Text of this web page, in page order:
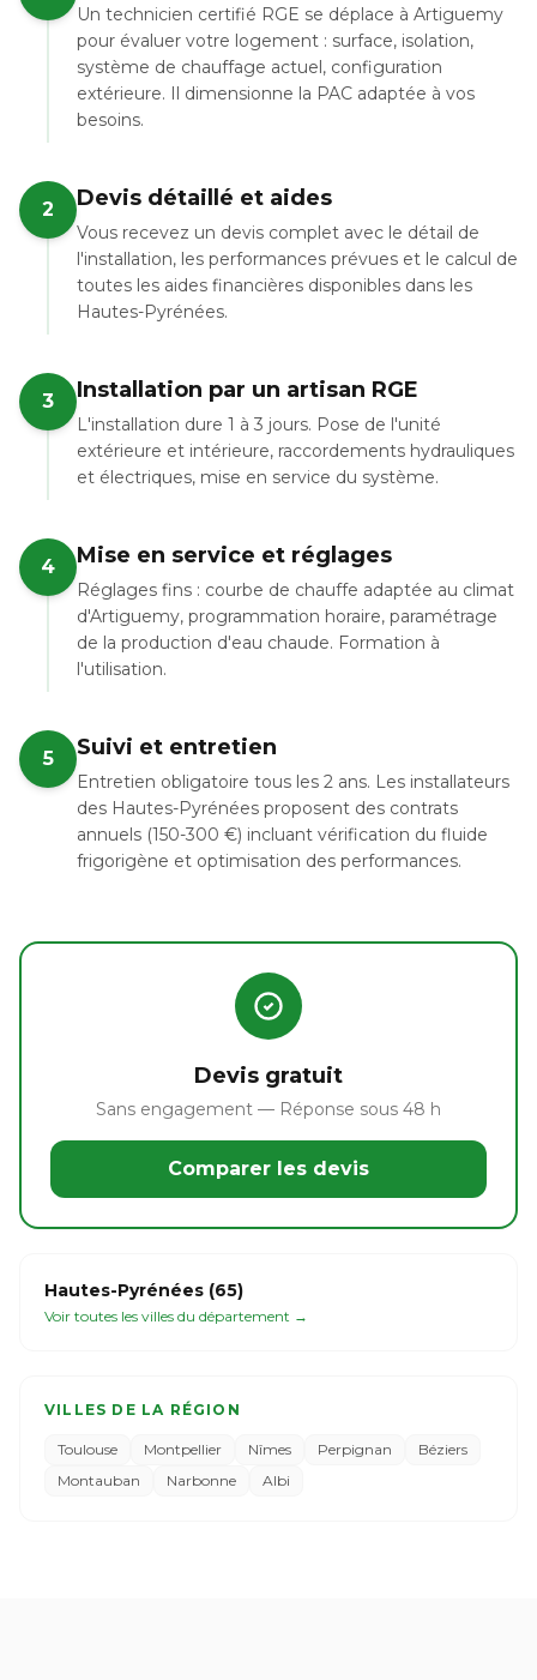
Un technicien certifié RGE se déplace à Artiguemy
pour évaluer votre logement : surface, isolation,
système de chauffage actuel, configuration
extérieure. Il dimensionne la PAC adaptée à vos
besoins.
2 Devis détaillé et aides
Vous recevez un devis complet avec le détail de
l'installation, les performances prévues et le calcul de
toutes les aides financières disponibles dans les
Hautes-Pyrénées.
3 Installation par un artisan RGE
L'installation dure 1 à 3 jours. Pose de l'unité
extérieure et intérieure, raccordements hydrauliques
et électriques, mise en service du système.
4 Mise en service et réglages
Réglages fins : courbe de chauffe adaptée au climat
d'Artiguemy, programmation horaire, paramétrage
de la production d'eau chaude. Formation à
l'utilisation.
5 Suivi et entretien
Entretien obligatoire tous les 2 ans. Les installateurs
des Hautes-Pyrénées proposent des contrats
annuels (150-300 €) incluant vérification du fluide
frigorigène et optimisation des performances.
Devis gratuit
Sans engagement — Réponse sous 48 h
Comparer les devis
Hautes-Pyrénées (65)
Voir toutes les villes du département →
VILLES DE LA RÉGION
Toulouse Montpellier Nîmes Perpignan
Béziers
Montauban
Narbonne Albi